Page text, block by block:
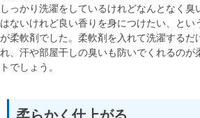
しっかり洗濯をしているけれどなんとなく
はないけれど良い香りを身につけたい、とい
が柔軟剤でした。柔軟剤を入れて洗濯するだ
れ、汗や部屋干しの臭いも防いでくれるのが
トでしょう。